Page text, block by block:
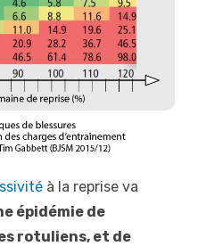
à la reprise va
épidémie de
rotuliens, et de